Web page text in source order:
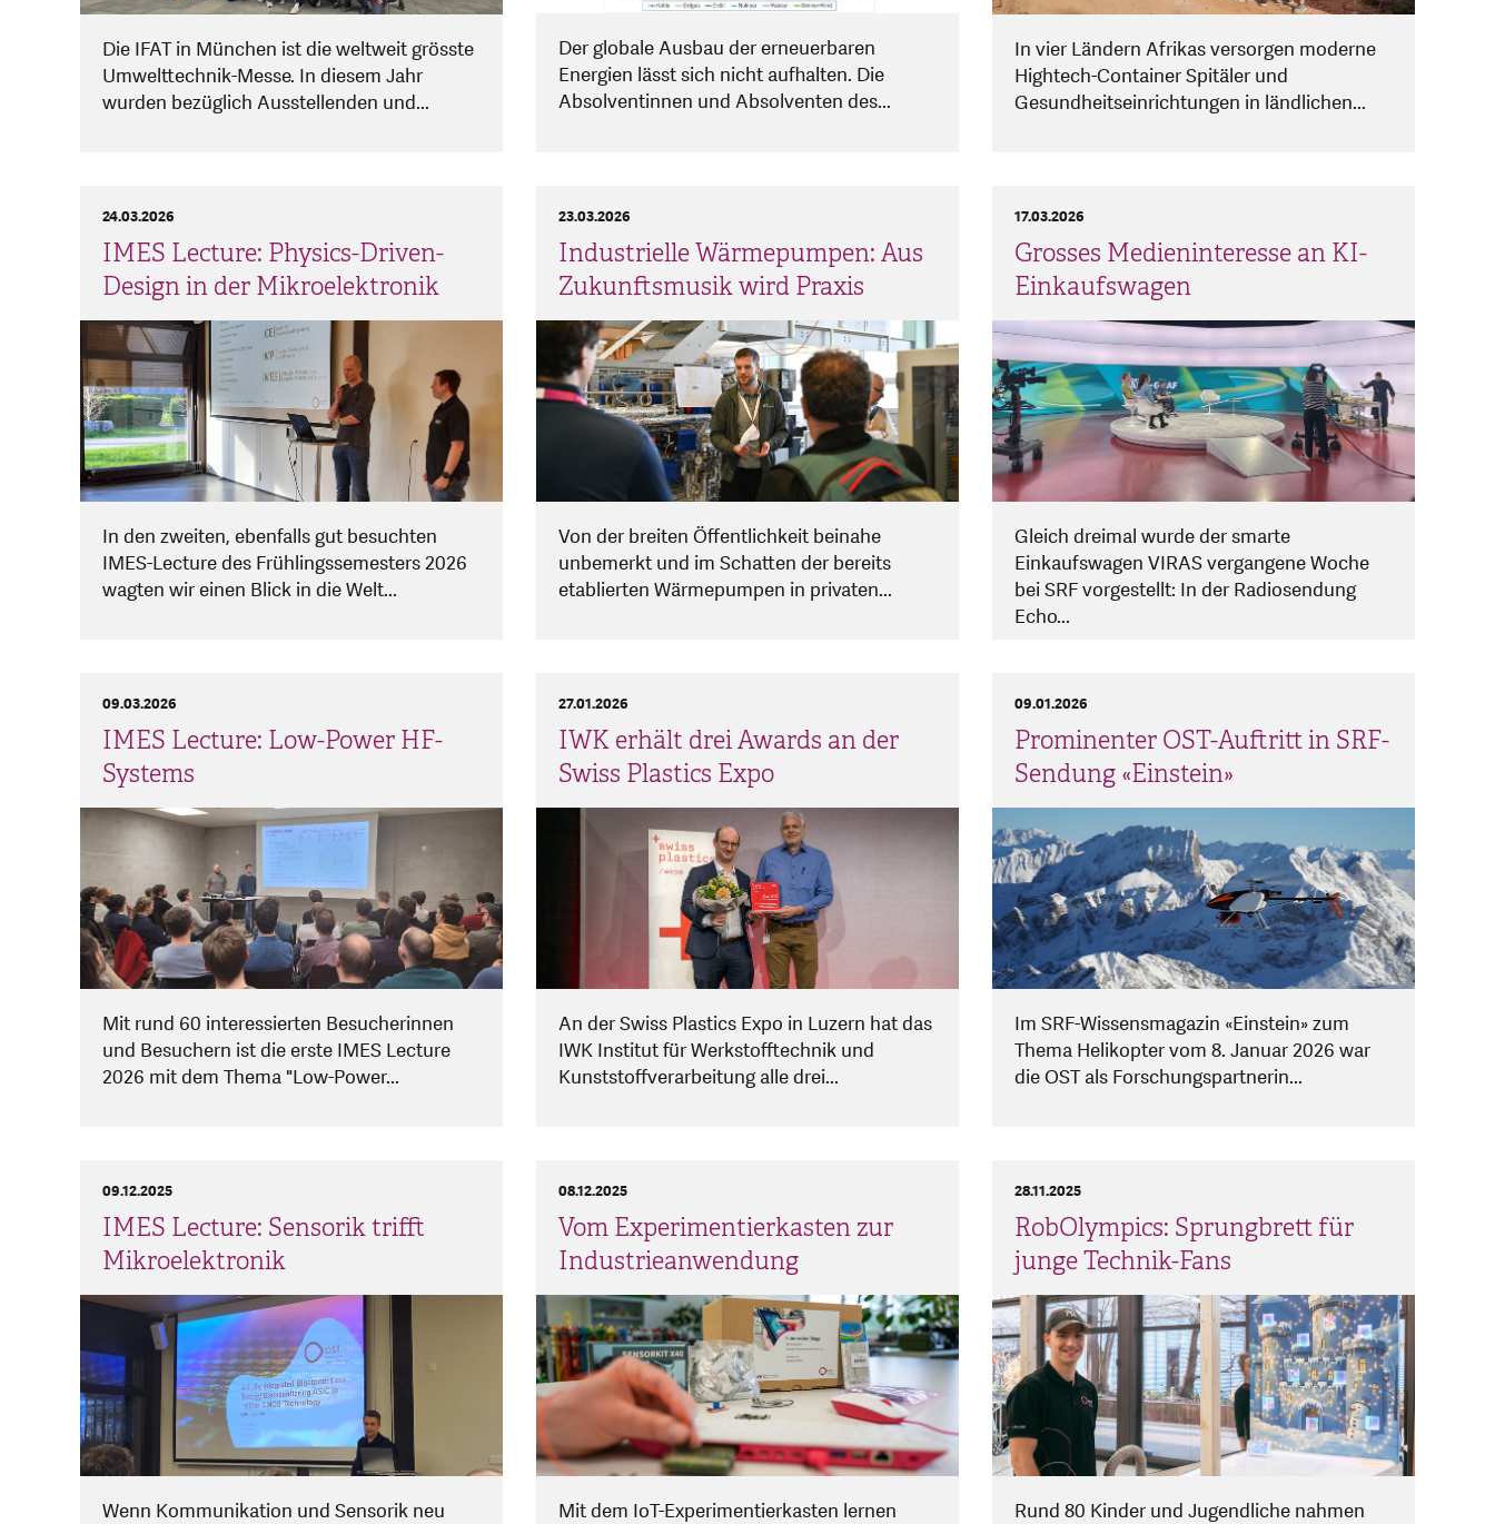
Die IFAT in München ist die weltweit grösste
Umwelttechnik-Messe. In diesem Jahr
wurden bezüglich Ausstellenden und...
Der globale Ausbau der erneuerbaren
Energien lässt sich nicht aufhalten. Die
Absolventinnen und Absolventen des...
In vier Ländern Afrikas versorgen moderne
Hightech-Container Spitäler und
Gesundheitseinrichtungen in ländlichen...
IMES Lecture: Physics-Driven-
Design in der Mikroelektronik
24.03.2026
In den zweiten, ebenfalls gut besuchten
IMES-Lecture des Frühlingssemesters 2026
wagten wir einen Blick in die Welt...
Industrielle Wärmepumpen: Aus
Zukunftsmusik wird Praxis
23.03.2026
Von der breiten Öffentlichkeit beinahe
unbemerkt und im Schatten der bereits
etablierten Wärmepumpen in privaten...
Grosses Medieninteresse an KI-
Einkaufswagen
17.03.2026
Gleich dreimal wurde der smarte
Einkaufswagen VIRAS vergangene Woche
bei SRF vorgestellt: In der Radiosendung
Echo...
IMES Lecture: Low-Power HF-
Systems
09.03.2026
Mit rund 60 interessierten Besucherinnen
und Besuchern ist die erste IMES Lecture
2026 mit dem Thema "Low-Power...
IWK erhält drei Awards an der
Swiss Plastics Expo
27.01.2026
An der Swiss Plastics Expo in Luzern hat das
IWK Institut für Werkstofftechnik und
Kunststoffverarbeitung alle drei...
Prominenter OST-Auftritt in SRF-
Sendung «Einstein»
09.01.2026
Im SRF-Wissensmagazin «Einstein» zum
Thema Helikopter vom 8. Januar 2026 war
die OST als Forschungspartnerin...
IMES Lecture: Sensorik trifft
Mikroelektronik
09.12.2025
Wenn Kommunikation und Sensorik neu
Vom Experimentierkasten zur
Industrieanwendung
08.12.2025
Mit dem IoT-Experimentierkasten lernen
RobOlympics: Sprungbrett für
junge Technik-Fans
28.11.2025
Rund 80 Kinder und Jugendliche nahmen